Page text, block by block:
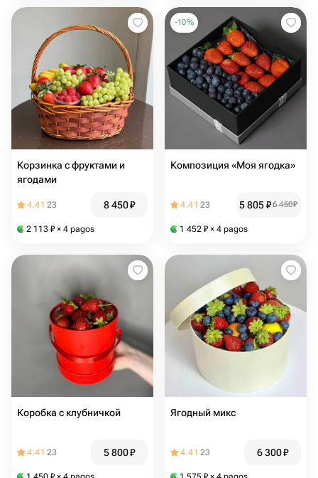
Корзинка с фруктами и
ягодами
4.41 23 8 450₽
2 113 ₽ × 4 pagos
-10%
Композиция «Моя ягодка»
4.41 23 5 805₽6 450₽
1 452 ₽ × 4 pagos
Коробка с клубничкой
4.41 23 5 800₽
Ягодный микс
4.41 23 6 300₽